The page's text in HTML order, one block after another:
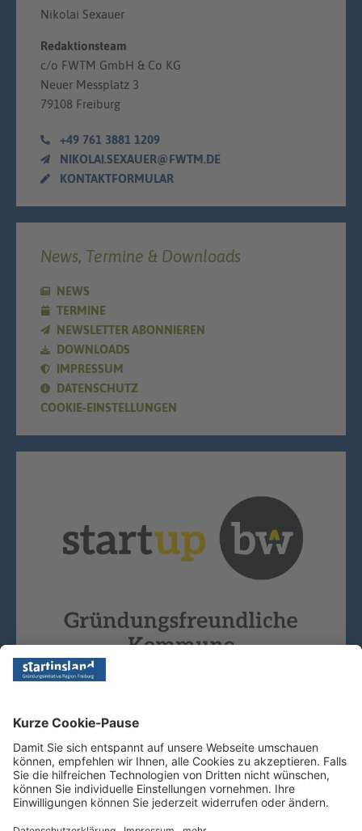
Nikolai Sexauer
Redaktionsteam
c/o FWTM GmbH & Co KG
Neuer Messplatz 3
79108 Freiburg
+49 761 3881 1209
NIKOLAI.SEXAUER@FWTM.DE
KONTAKTFORMULAR
News, Termine & Downloads
NEWS
TERMINE
NEWSLETTER ABONNIEREN
DOWNLOADS
IMPRESSUM
DATENSCHUTZ
COOKIE-EINSTELLUNGEN
Copyright © 2026 - Startinsland. Alle Rechte vorbehalten